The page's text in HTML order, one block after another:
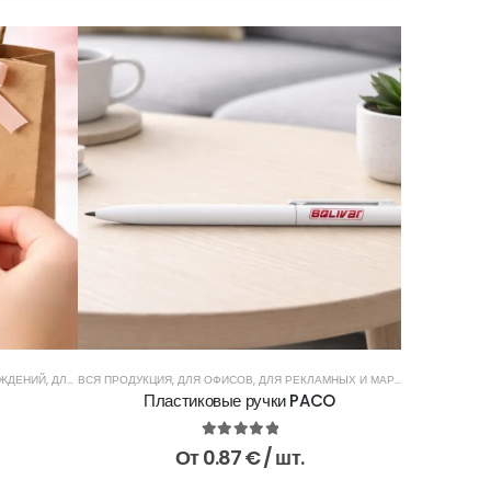
, ДЛЯ ПРОИЗВОДИТЕЛЕЙ И МАГАЗИНОВ ,ДЛЯ РЕКЛАМНЫХ И МАРКЕТИНГОВЫХ
ВСЯ ПРОДУКЦИЯ, ДЛЯ ОФИСОВ, ДЛЯ РЕКЛАМНЫХ И МАРКЕТИНГОВЫХ АГЕНТСТВ
Пластиковые ручки PACO
5.00 из 5
От0.87€/ шт.